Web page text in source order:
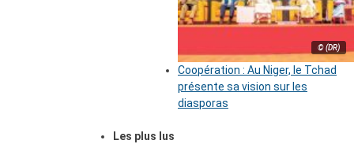
© (DR)
Coopération : Au Niger, le Tchad
présente sa vision sur les
diasporas
Les plus lus